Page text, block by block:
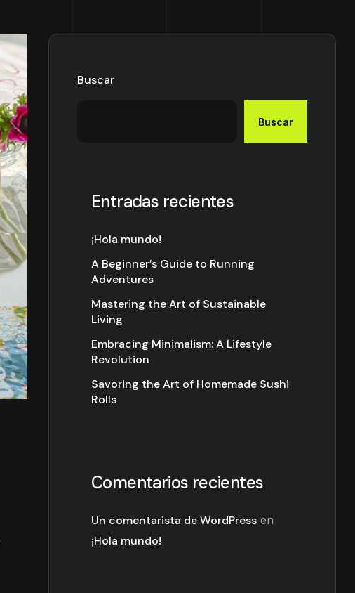
Buscar
Buscar
Entradas recientes
¡Hola mundo!
A Beginner’s Guide to Running
Adventures
Mastering the Art of Sustainable
Living
Embracing Minimalism: A Lifestyle
Revolution
Savoring the Art of Homemade Sushi
Rolls
Comentarios recientes
Un comentarista de WordPress en
¡Hola mundo!